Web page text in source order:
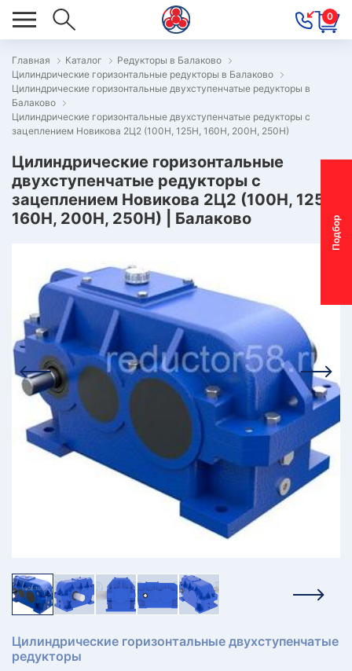
0
П
о
д
б
о
р
м
о
т
о
р
-
р
е
д
у
к
т
о
р
Главная Каталог
Редукторы в Балаково
Цилиндрические горизонтальные редукторы в Балаково
Цилиндрические горизонтальные двухступенчатые редукторы в
Балаково
Цилиндрические горизонтальные двухступенчатые редукторы с
зацеплением Новикова 2Ц2 (100Н, 125Н, 160Н, 200Н, 250Н)
Цилиндрические горизонтальные
двухступенчатые редукторы с
зацеплением Новикова 2Ц2 (100Н, 125Н,
160Н, 200Н, 250Н) | Балаково
Цилиндрические горизонтальные двухступенчатые
редукторы